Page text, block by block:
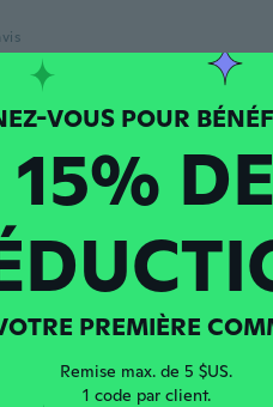
there is 50 sticks
23 chargements
long, Thank You Wish
15% DE
PREMIÈRE
Remise max. de 5 $US.
1 code par client.